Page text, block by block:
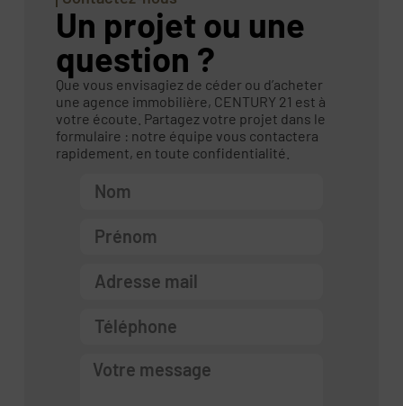
Un projet ou une
question ?
Que vous envisagiez de céder ou d’acheter
une agence immobilière, CENTURY 21 est à
votre écoute. Partagez votre projet dans le
formulaire : notre équipe vous contactera
rapidement, en toute confidentialité.